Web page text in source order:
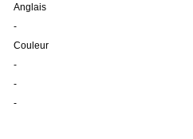
Anglais
-
Couleur
-
-
-